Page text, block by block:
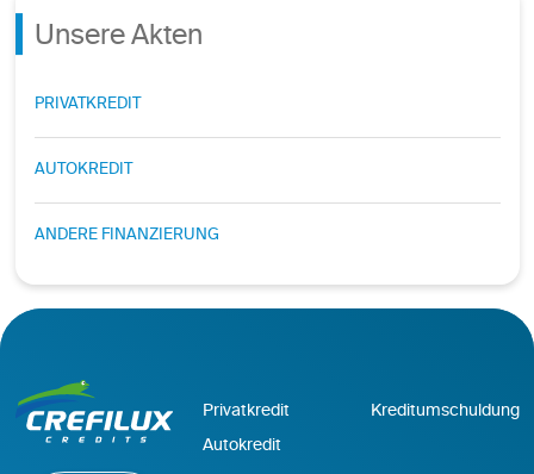
Unsere Akten
PRIVATKREDIT
AUTOKREDIT
ANDERE FINANZIERUNG
Privatkredit
Autokredit
Kreditumschuldung